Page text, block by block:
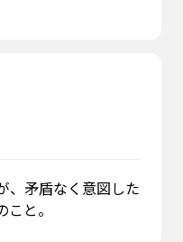
、矛盾なく意図した
と。